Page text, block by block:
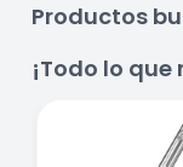
Productos
¡Todo lo